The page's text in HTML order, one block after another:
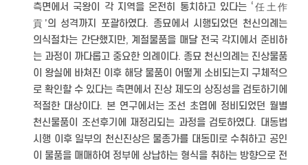
측면에서 국왕이 각 지역을 온전히 통치하고 있다는 ‘任土作
貢’의 성격까지 포괄하였다. 종묘에서 시행되었던 천신의례는
의식절차는 간단했지만, 계절물품을 매달 전국 각지에서 준비하
는 과정이 까다롭고 중요한 의례이다. 종묘 천신의례는 진상물품
이 왕실에 바쳐진 이후 해당 물품이 어떻게 소비되는지 구체적으
로 확인할 수 있다는 측면에서 진상 제도의 상징성을 검토하기에
적절한 대상이다. 본 연구에서는 조선 초엽에 정비되었던 월별
천신물품이 조선후기에 재정리되는 과정을 검토하였다. 대동법
시행 이후 일부의 천신진상은 물종가를 대동미로 수취하고 공인
이 물품을 매매하여 정부에 상납하는 형식을 취하는 방향으로 전